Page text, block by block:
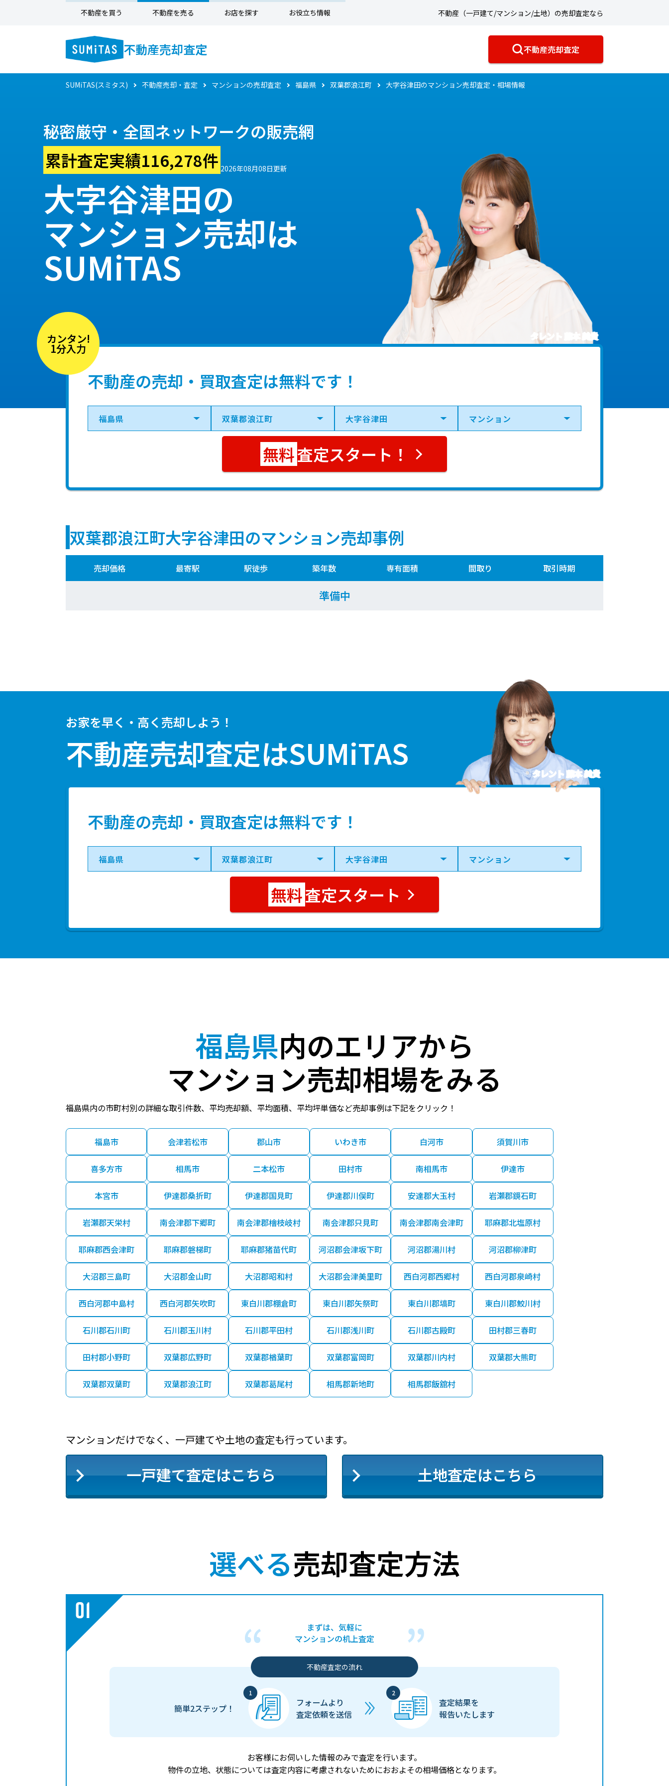
不動産を買う 不動産を売る お店を探す お役立ち情報 不動産（一戸建て/マンション/土地）の売却査定なら
不動産売却査定 不動産売却査定
SUMiTAS(スミタス) 不動産売却・査定 マンションの売却査定 福島県 双葉郡浪江町 大字谷津田のマンション売却査定・相場情報
秘密厳守・全国ネットワークの販売網
累計査定実績116,278件 2026年08月08日更新
大字谷津田の
マンション売却は
SUMiTAS
タレント 藤本 美貴
カンタン!
1分入力
不動産の売却・買取査定は無料です！
査定スタート！
双葉郡浪江町大字谷津田のマンション売却事例
売却価格 最寄駅 駅徒歩 築年数 専有面積 間取り 取引時期
準備中
お家を早く・高く売却しよう！
不動産売却査定はSUMiTAS
不動産の売却・買取査定は無料です！
タレント 藤本 美貴
査定スタート
福島県内のエリアから
マンション売却相場をみる
福島県内の市町村別の詳細な取引件数、平均売却額、平均面積、平均坪単価など売却事例は下記をクリック！
福島市 会津若松市 郡山市 いわき市 白河市 須賀川市
喜多方市 相馬市 二本松市 田村市 南相馬市 伊達市
本宮市 伊達郡桑折町 伊達郡国見町 伊達郡川俣町 安達郡大玉村 岩瀬郡鏡石町
岩瀬郡天栄村 南会津郡下郷町 南会津郡檜枝岐村 南会津郡只見町 南会津郡南会津町 耶麻郡北塩原村
耶麻郡西会津町 耶麻郡磐梯町 耶麻郡猪苗代町 河沼郡会津坂下町 河沼郡湯川村 河沼郡柳津町
大沼郡三島町 大沼郡金山町 大沼郡昭和村 大沼郡会津美里町 西白河郡西郷村 西白河郡泉崎村
西白河郡中島村 西白河郡矢吹町 東白川郡棚倉町 東白川郡矢祭町 東白川郡塙町 東白川郡鮫川村
石川郡石川町 石川郡玉川村 石川郡平田村 石川郡浅川町 石川郡古殿町 田村郡三春町
田村郡小野町 双葉郡広野町 双葉郡楢葉町 双葉郡富岡町 双葉郡川内村 双葉郡大熊町
双葉郡双葉町 双葉郡浪江町 双葉郡葛尾村 相馬郡新地町 相馬郡飯舘村
マンションだけでなく、一戸建てや土地の査定も行っています。
一戸建て査定はこちら 土地査定はこちら
選べる売却査定方法
まずは、気軽に
マンションの机上査定
お客様にお伺いした情報のみで査定を行います。
物件の立地、状態については査定内容に考慮されないためにおおよその相場価格となります。
不動産査定の流れ
簡単2ステップ！
フォームより
査定依頼を送信
査定結果を
報告いたします